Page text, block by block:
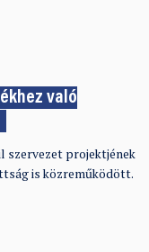
való
szervezet projektjének
is közreműködött.